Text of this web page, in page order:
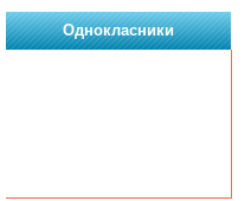
Однокласники